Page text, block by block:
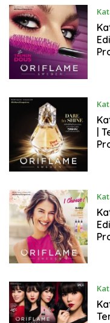
|